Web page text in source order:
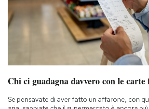
Chi ci guadagna davvero con le carte
Se pensavate di aver fatto un affarone, con